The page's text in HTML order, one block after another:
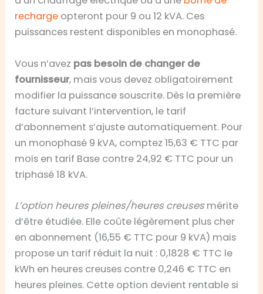
recharge opteront pour 9 ou 12 kVA. Ces
puissances restent disponibles en monophasé.
Vous n’avez pas besoin de changer de
fournisseur, mais vous devez obligatoirement
modifier la puissance souscrite. Dès la première
facture suivant l’intervention, le tarif
d’abonnement s’ajuste automatiquement. Pour
un monophasé 9 kVA, comptez 15,63 € TTC par
mois en tarif Base contre 24,92 € TTC pour un
triphasé 18 kVA.
L’option heures pleines/heures creuses mérite
d’être étudiée. Elle coûte légèrement plus cher
en abonnement (16,55 € TTC pour 9 kVA) mais
propose un tarif réduit la nuit : 0,1828 € TTC le
kWh en heures creuses contre 0,246 € TTC en
heures pleines. Cette option devient rentable si